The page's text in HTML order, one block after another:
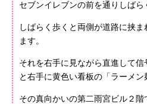
セブンイレブンの前を通りしばら
しばらく歩くと両側が道路に挟
ます。
それを右手に見ながら直進して
と右手に黄色い看板の「ラーメン
その真向かいの第二雨宮ビル２階